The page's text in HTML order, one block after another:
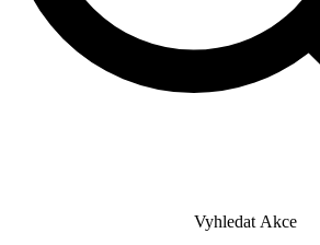
Vyhledat Akce